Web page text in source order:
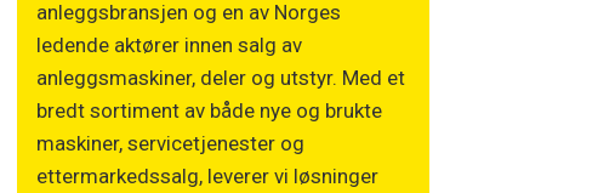
anleggsbransjen og en av Norges
ledende aktører innen salg av
anleggsmaskiner, deler og utstyr. Med et
bredt sortiment av både nye og brukte
maskiner, servicetjenester og
ettermarkedssalg, leverer vi løsninger